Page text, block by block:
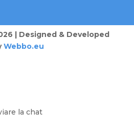
| Designed & Developed
Webbo.eu
la chat